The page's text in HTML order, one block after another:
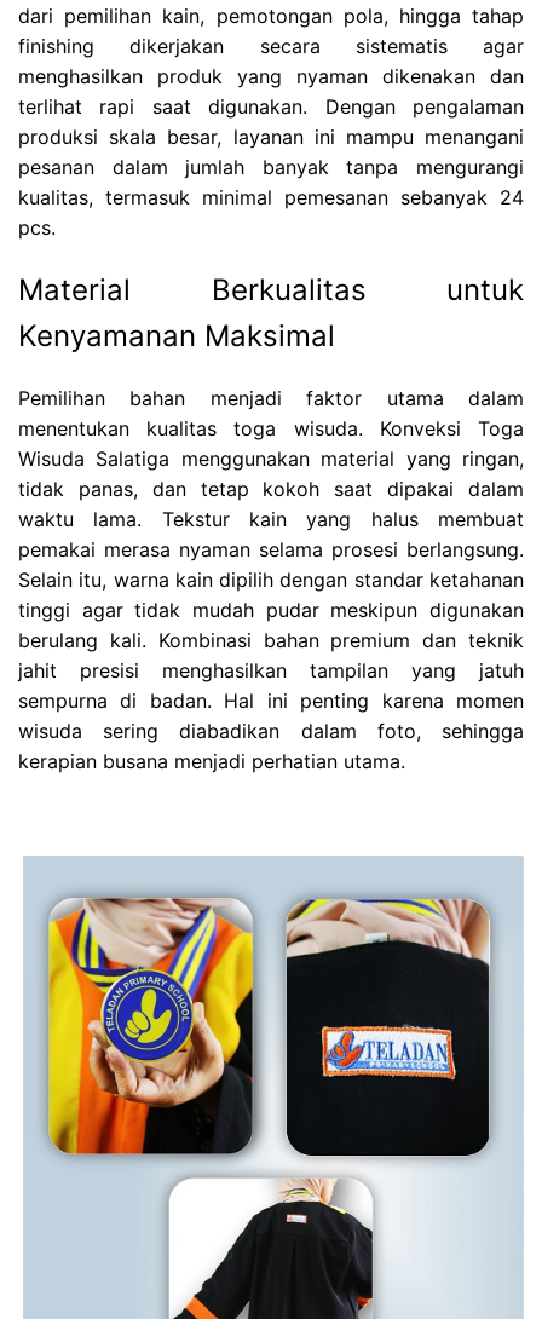
dari pemilihan kain, pemotongan pola, hingga tahap
finishing dikerjakan secara sistematis agar
menghasilkan produk yang nyaman dikenakan dan
terlihat rapi saat digunakan. Dengan pengalaman
produksi skala besar, layanan ini mampu menangani
pesanan dalam jumlah banyak tanpa mengurangi
kualitas, termasuk minimal pemesanan sebanyak 24
pcs.
Material Berkualitas untuk
Kenyamanan Maksimal
Pemilihan bahan menjadi faktor utama dalam
menentukan kualitas toga wisuda. Konveksi Toga
Wisuda Salatiga menggunakan material yang ringan,
tidak panas, dan tetap kokoh saat dipakai dalam
waktu lama. Tekstur kain yang halus membuat
pemakai merasa nyaman selama prosesi berlangsung.
Selain itu, warna kain dipilih dengan standar ketahanan
tinggi agar tidak mudah pudar meskipun digunakan
berulang kali. Kombinasi bahan premium dan teknik
jahit presisi menghasilkan tampilan yang jatuh
sempurna di badan. Hal ini penting karena momen
wisuda sering diabadikan dalam foto, sehingga
kerapian busana menjadi perhatian utama.